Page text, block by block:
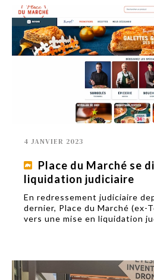
4 JANVIER 2023
Place du Marché se
liquidation judiciaire
En redressement judiciaire
dernier, Place du Marché (ex-
vers une mise en liquidation